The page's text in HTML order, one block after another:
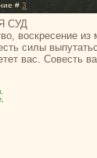
# 3
СУД
воскресение
силы
вас. Совесть